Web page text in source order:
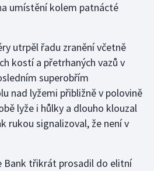
umístění kolem patnácté
utrpěl řadu zranění včetně
kostí a přetrhaných vazů v
superobřím
nad lyžemi přibližně v polovině
lyže i hůlky a dlouho klouzal
rukou signalizoval, že není v
Bank třikrát prosadil do elitní